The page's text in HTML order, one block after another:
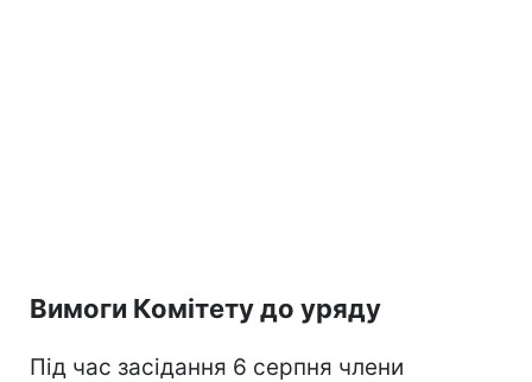
Вимоги Комітету до уряду
Під час засідання 6 серпня члени